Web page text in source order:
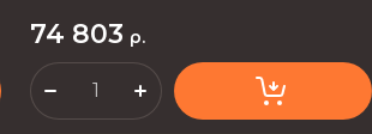
74 803 р.